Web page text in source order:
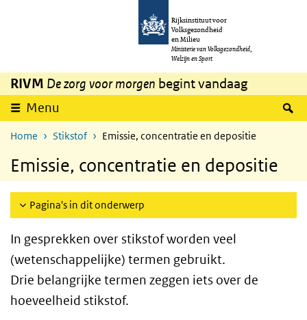
Overslaan en naar de inhoud gaan
Rijksinstituut voor
Volksgezondheid
en Milieu
Ministerie van Volksgezondheid,
Welzijn en Sport
RIVM De zorg voor morgen begint vandaag
Menu
Home Stikstof Emissie, concentratie en depositie
Emissie, concentratie en depositie
Pagina's in dit onderwerp
In gesprekken over stikstof worden veel
(wetenschappelijke) termen gebruikt.
Drie belangrijke termen zeggen iets over de
hoeveelheid stikstof.